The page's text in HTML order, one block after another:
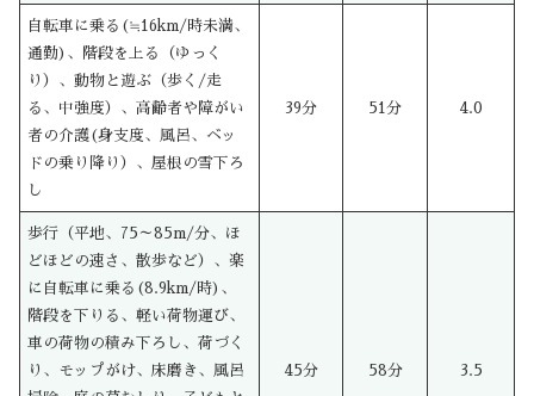
自転車に乗る(≒16km/時未満、
通勤)、階段を上る（ゆっく
り）、動物と遊ぶ（歩く/走
る、中強度）、高齢者や障がい
者の介護(身支度、風呂、ベッ
ドの乗り降り）、屋根の雪下ろ
し
39分 51分 4.0
歩行（平地、75～85m/分、ほ
どほどの速さ、散歩など）、楽
に自転車に乗る(8.9km/時)、
階段を下りる、軽い荷物運び、
車の荷物の積み下ろし、荷づく
り、モップがけ、床磨き、風呂
45分 58分 3.5